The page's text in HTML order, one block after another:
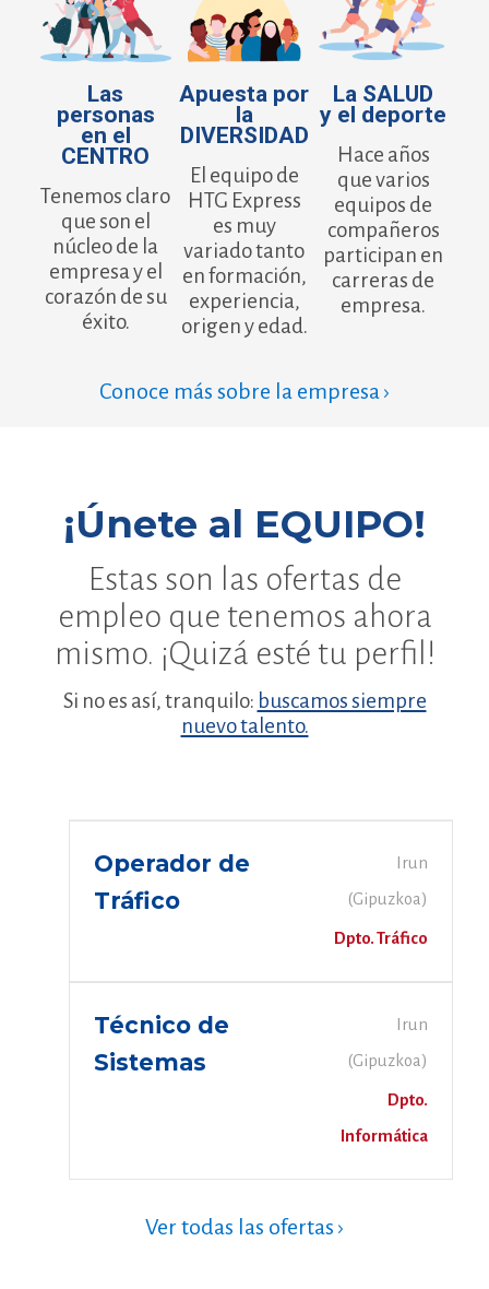
Las
personas
en el
CENTRO
Tenemos claro
que son el
núcleo de la
empresa y el
corazón de su
éxito.
Apuesta por
la
DIVERSIDAD
El equipo de
HTG Express
es muy
variado tanto
en formación,
experiencia,
origen y edad.
La SALUD
y el deporte
Hace años
que varios
equipos de
compañeros
participan en
carreras de
empresa.
Conoce más sobre la empresa ›
¡Únete al EQUIPO!
Estas son las ofertas de
empleo que tenemos ahora
mismo. ¡Quizá esté tu perfil!
Si no es así, tranquilo: buscamos siempre
nuevo talento.
Operador de
Tráfico
Irun
(Gipuzkoa)
Dpto. Tráfico
Técnico de
Sistemas
Irun
(Gipuzkoa)
Dpto.
Informática
Ver todas las ofertas ›